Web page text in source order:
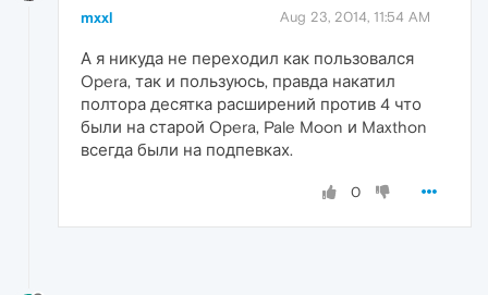
mxxl Aug 23, 2014, 11:54 AM
А я никуда не переходил как пользовался
Opera, так и пользуюсь, правда накатил
полтора десятка расширений против 4 что
были на старой Opera, Pale Moon и Maxthon
всегда были на подпевках.
0